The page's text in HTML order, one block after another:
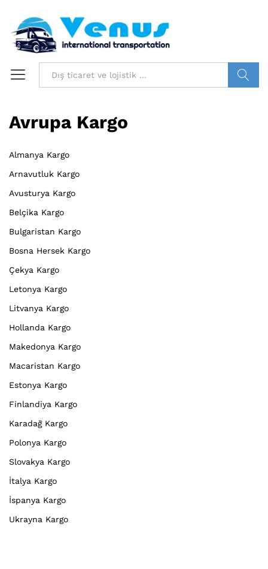
Avrupa Kargo
Almanya Kargo
Arnavutluk Kargo
Avusturya Kargo
Belçika Kargo
Bulgaristan Kargo
Bosna Hersek Kargo
Çekya Kargo
Letonya Kargo
Litvanya Kargo
Hollanda Kargo
Makedonya Kargo
Macaristan Kargo
Estonya Kargo
Finlandiya Kargo
Karadağ Kargo
Polonya Kargo
Slovakya Kargo
İtalya Kargo
İspanya Kargo
Ukrayna Kargo